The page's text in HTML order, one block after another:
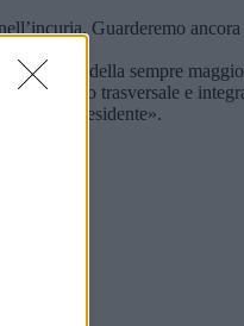
Guarderemo
– e della sempre
trasversale e
residente».